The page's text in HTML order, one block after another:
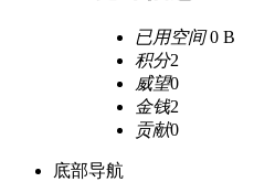
已用空间0 B
积分2
威望0
金钱2
贡献0
底部导航